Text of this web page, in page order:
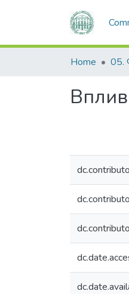
Home
Вплив